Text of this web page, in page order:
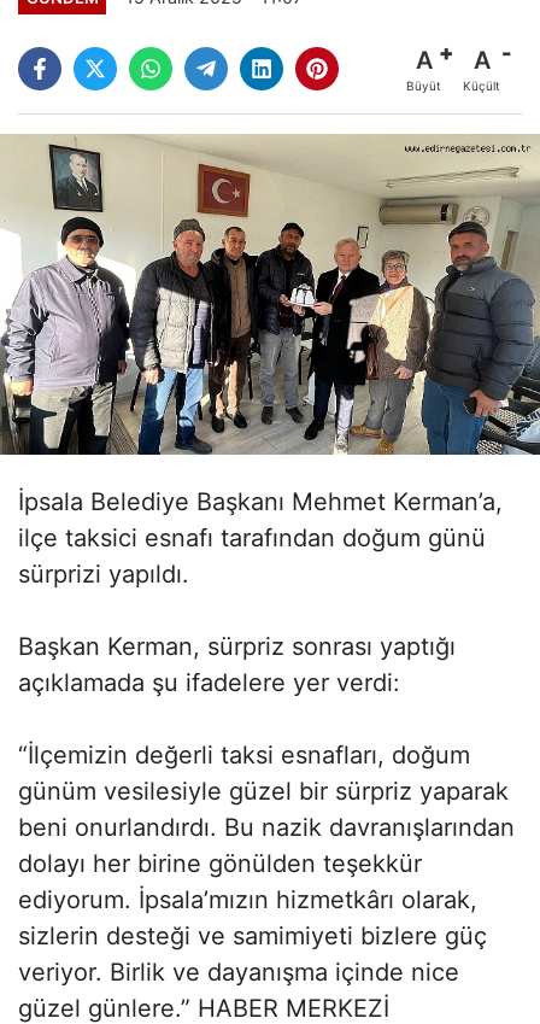
A
Büyüt
A
Küçült
İpsala Belediye Başkanı Mehmet Kerman’a,
ilçe taksici esnafı tarafından doğum günü
sürprizi yapıldı.
Başkan Kerman, sürpriz sonrası yaptığı
açıklamada şu ifadelere yer verdi:
“İlçemizin değerli taksi esnafları, doğum
günüm vesilesiyle güzel bir sürpriz yaparak
beni onurlandırdı. Bu nazik davranışlarından
dolayı her birine gönülden teşekkür
ediyorum. İpsala’mızın hizmetkârı olarak,
sizlerin desteği ve samimiyeti bizlere güç
veriyor. Birlik ve dayanışma içinde nice
güzel günlere.” HABER MERKEZİ